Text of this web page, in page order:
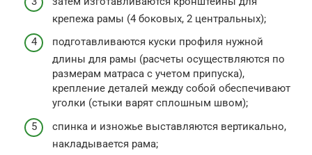
крепежа рамы (4 боковых, 2 центральных);
подготавливаются куски профиля нужной
длины для рамы (расчеты осуществляются по
размерам матраса с учетом припуска),
крепление деталей между собой обеспечивают
уголки (стыки варят сплошным швом);
спинка и изножье выставляются вертикально,
накладывается рама;